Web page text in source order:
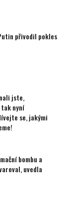
přivodil pokles
jste,
nyní
se, jakými
bombu a
uvedla